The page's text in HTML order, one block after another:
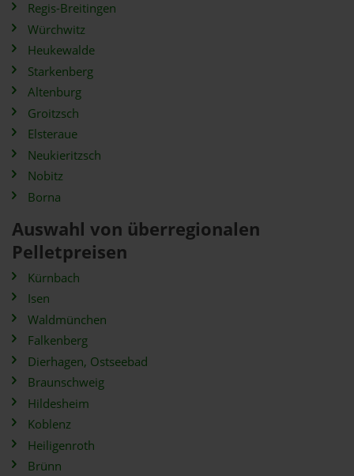
Regis-Breitingen
Würchwitz
Heukewalde
Starkenberg
Altenburg
Groitzsch
Elsteraue
Neukieritzsch
Nobitz
Borna
Auswahl von überregionalen
Pelletpreisen
Kürnbach
Isen
Waldmünchen
Falkenberg
Dierhagen, Ostseebad
Braunschweig
Hildesheim
Koblenz
Heiligenroth
Brünn